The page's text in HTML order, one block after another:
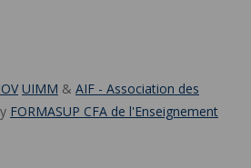
UIMM & AIF - Association des
y FORMASUP CFA de l'Enseignement